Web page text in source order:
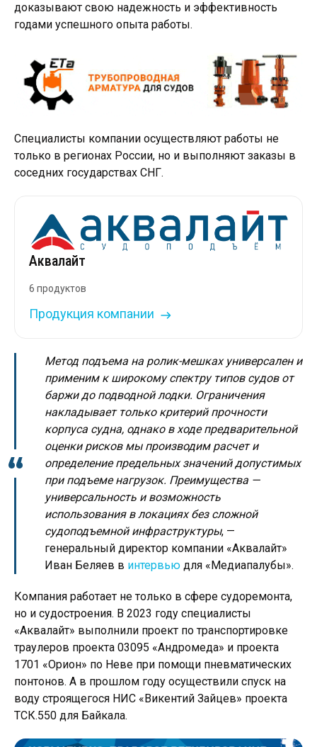
доказывают свою надежность и эффективность
годами успешного опыта работы.
Специалисты компании осуществляют работы не
только в регионах России, но и выполняют заказы в
соседних государствах СНГ.
Аквалайт
6 продуктов
Продукция компании
Метод подъема на ролик-мешках универсален и
применим к широкому спектру типов судов от
баржи до подводной лодки. Ограничения
накладывает только критерий прочности
корпуса судна, однако в ходе предварительной
оценки рисков мы производим расчет и
определение предельных значений допустимых
при подъеме нагрузок. Преимущества —
универсальность и возможность
использования в локациях без сложной
судоподъемной инфраструктуры, —
генеральный директор компании «Аквалайт»
Иван Беляев в интервью для «Медиапалубы».
Компания работает не только в сфере судоремонта,
но и судостроения. В 2023 году специалисты
«Аквалайт» выполнили проект по транспортировке
траулеров проекта 03095 «Андромеда» и проекта
1701 «Орион» по Неве при помощи пневматических
понтонов. А в прошлом году осуществили спуск на
воду строящегося НИС «Викентий Зайцев» проекта
ТСК.550 для Байкала.